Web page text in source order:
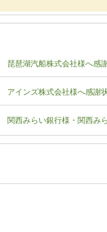
琵琶湖汽船株式会社様へ感
アインズ株式会社様へ感謝
関西みらい銀行様・関西み